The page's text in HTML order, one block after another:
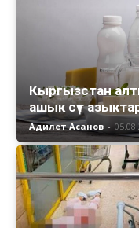
Кыргызстан
ашык сүт
Адилет Асанов -